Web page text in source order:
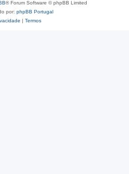
® Forum Software © phpBB Limited
por: phpBB Portugal
| Termos